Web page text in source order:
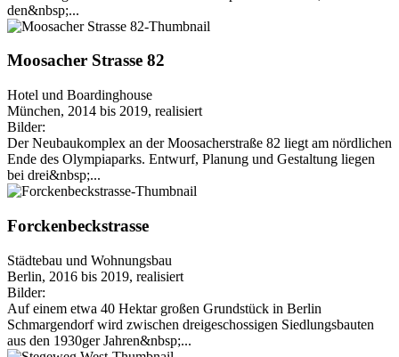
den&nbsp;...
Moosacher Strasse 82
Hotel und Boardinghouse
München, 2014 bis 2019, realisiert
Bilder:
Der Neubaukomplex an der Moosacherstraße 82 liegt am nördlichen
Ende des Olympiaparks. Entwurf, Planung und Gestaltung liegen
bei drei&nbsp;...
Forckenbeckstrasse
Städtebau und Wohnungsbau
Berlin, 2016 bis 2019, realisiert
Bilder:
Auf einem etwa 40 Hektar großen Grundstück in Berlin
Schmargendorf wird zwischen dreigeschossigen Siedlungsbauten
aus den 1930ger Jahren&nbsp;...